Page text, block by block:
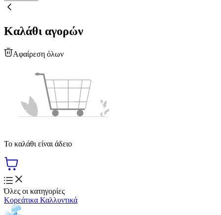
Καλάθι αγορών
Αφαίρεση όλων
Το καλάθι είναι άδειο
Όλες οι κατηγορίες
Κορεάτικα Καλλυντικά